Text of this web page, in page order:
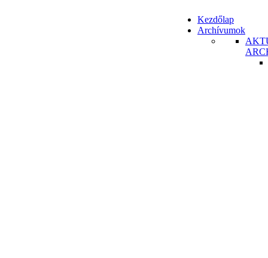
Kezdőlap
Archívumok